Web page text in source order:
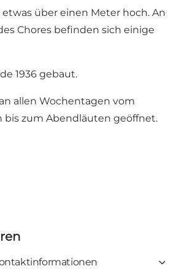
über einen Meter hoch. An
Chores befinden sich einige
1936 gebaut.
allen Wochentagen vom
bis zum Abendläuten geöffnet.